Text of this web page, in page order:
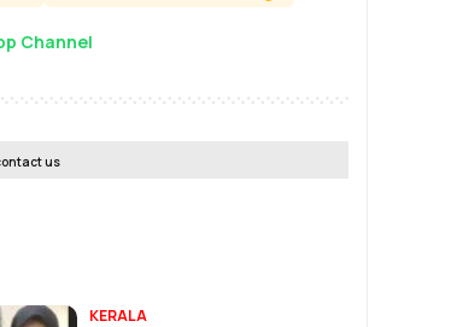
Channel
us
KERALA